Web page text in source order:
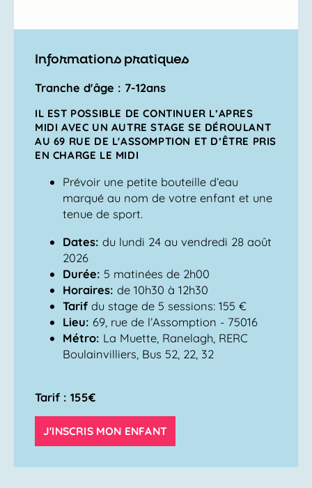
Informations pratiques
Tranche d'âge : 7-12ans
IL EST POSSIBLE DE CONTINUER L’APRES
MIDI AVEC UN AUTRE STAGE SE DÉROULANT
AU 69 RUE DE L'ASSOMPTION ET D’ÊTRE PRIS
EN CHARGE LE MIDI
Prévoir une petite bouteille d’eau
marqué au nom de votre enfant et une
tenue de sport.
Dates: du lundi 24 au vendredi 28 août
2026
Durée: 5 matinées de 2h00
Horaires: de 10h30 à 12h30
Tarif du stage de 5 sessions: 155 €
Lieu: 69, rue de l’Assomption - 75016
Métro: La Muette, Ranelagh, RERC
Boulainvilliers, Bus 52, 22, 32
Tarif : 155€
J'INSCRIS MON ENFANT